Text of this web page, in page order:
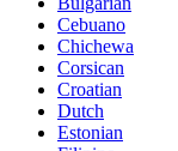
Cebuano
Chichewa
Corsican
Croatian
Dutch
Estonian